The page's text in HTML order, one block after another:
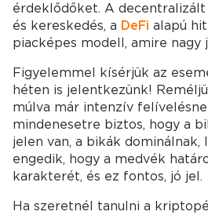
érdeklődőket. A
és kereskedés, a DeFi alapú
piacképes modell, amire nagy
Figyelemmel kísérjük az
héten is jelentkezünk!
múlva már intenzív
mindenesetre biztos, hogy a
jelen van, a bikák dominálnak,
engedik, hogy a medvék
karakterét, és ez fontos, jó jel.
Ha szeretnél tanulni a